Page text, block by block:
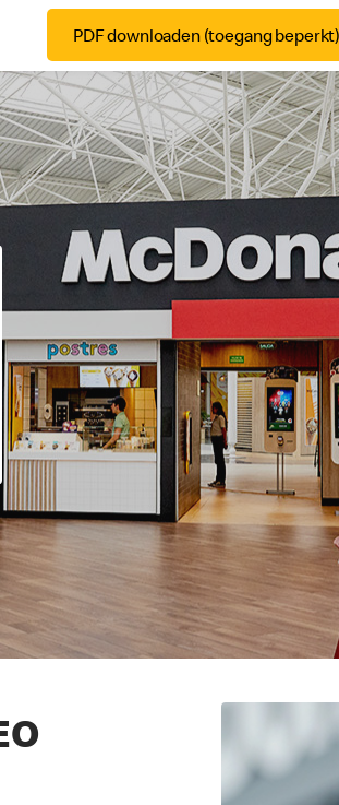
PDF downloaden (toegang beperkt)